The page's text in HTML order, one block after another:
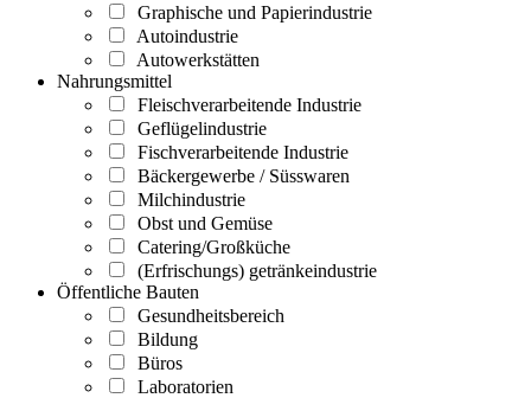
Graphische und Papierindustrie
Autoindustrie
Autowerkstätten
Nahrungsmittel
Fleischverarbeitende Industrie
Geflügelindustrie
Fischverarbeitende Industrie
Bäckergewerbe / Süsswaren
Milchindustrie
Obst und Gemüse
Catering/Großküche
(Erfrischungs) getränkeindustrie
Öffentliche Bauten
Gesundheitsbereich
Bildung
Büros
Laboratorien